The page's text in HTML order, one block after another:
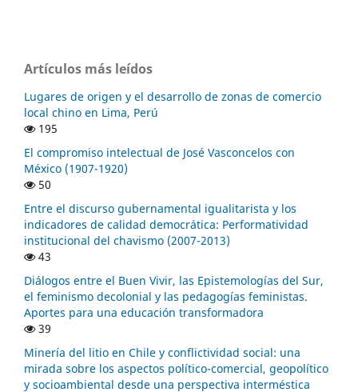
Artículos más leídos
Lugares de origen y el desarrollo de zonas de comercio
local chino en Lima, Perú
195
El compromiso intelectual de José Vasconcelos con
México (1907-1920)
50
Entre el discurso gubernamental igualitarista y los
indicadores de calidad democrática: Performatividad
institucional del chavismo (2007-2013)
43
Diálogos entre el Buen Vivir, las Epistemologías del Sur,
el feminismo decolonial y las pedagogías feministas.
Aportes para una educación transformadora
39
Minería del litio en Chile y conflictividad social: una
mirada sobre los aspectos político-comercial, geopolítico
y socioambiental desde una perspectiva interméstica